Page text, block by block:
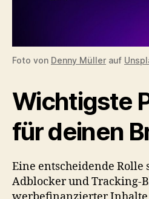
Foto von Denny Müller auf
Wichtigste
für deinen
Eine entscheidende Rolle
Adblocker und Tracking-